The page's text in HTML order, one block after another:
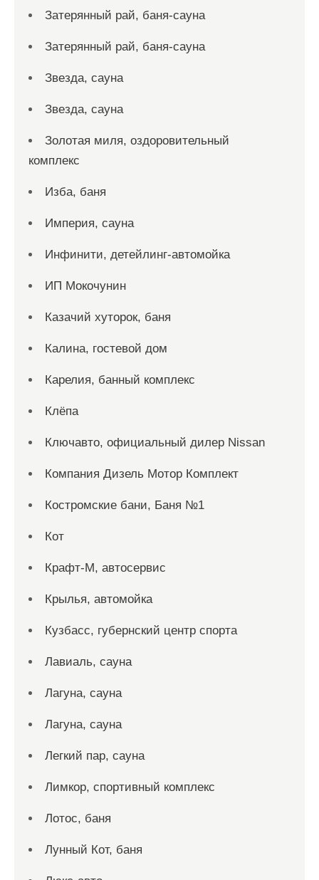
Затерянный рай, баня-сауна
Затерянный рай, баня-сауна
Звезда, сауна
Звезда, сауна
Золотая миля, оздоровительный
комплекс
Изба, баня
Империя, сауна
Инфинити, детейлинг-автомойка
ИП Мокочунин
Казачий хуторок, баня
Калина, гостевой дом
Карелия, банный комплекс
Клёпа
Ключавто, официальный дилер Nissan
Компания Дизель Мотор Комплект
Костромские бани, Баня №1
Кот
Крафт-М, автосервис
Крылья, автомойка
Кузбасс, губернский центр спорта
Лавиаль, сауна
Лагуна, сауна
Лагуна, сауна
Легкий пар, сауна
Лимкор, спортивный комплекс
Лотос, баня
Лунный Кот, баня